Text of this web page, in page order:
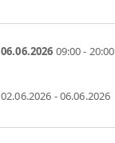
06.06.2026 09:00 - 20:00
02.06.2026 - 06.06.2026